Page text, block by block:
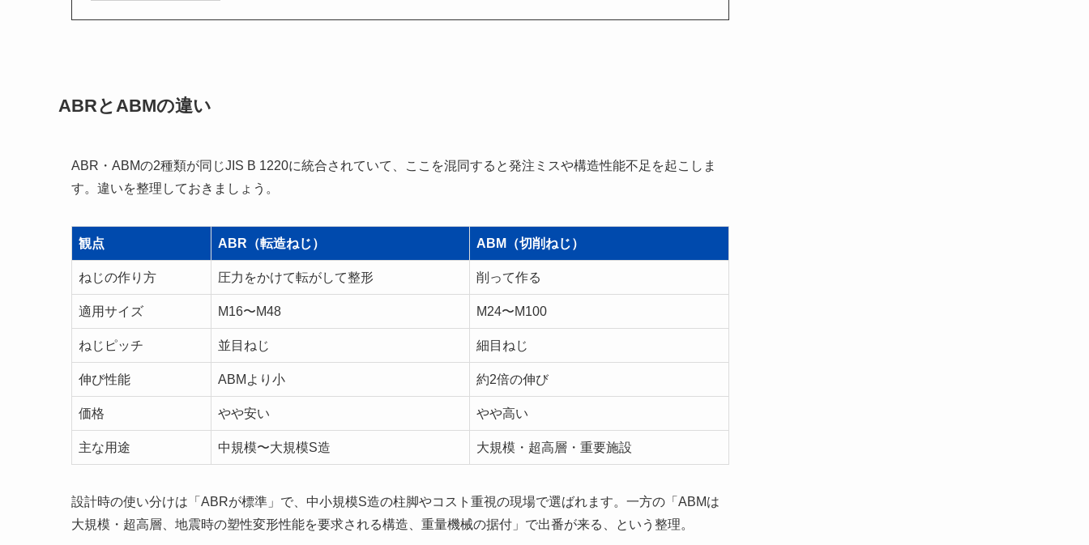
ABRとABMの違い
ABR・ABMの2種類が同じJIS B 1220に統合されていて、ここを混同すると発注ミスや構造性能不足を起こしま
す。違いを整理しておきましょう。
観点 ABR（転造ねじ） ABM（切削ねじ）
ねじの作り方 圧力をかけて転がして整形 削って作る
適用サイズ M16〜M48 M24〜M100
ねじピッチ 並目ねじ 細目ねじ
伸び性能 ABMより小 約2倍の伸び
価格 やや安い やや高い
主な用途 中規模〜大規模S造 大規模・超高層・重要施設
設計時の使い分けは「ABRが標準」で、中小規模S造の柱脚やコスト重視の現場で選ばれます。一方の「ABMは
大規模・超高層、地震時の塑性変形性能を要求される構造、重量機械の据付」で出番が来る、という整理。